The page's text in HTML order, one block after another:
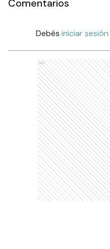
Comentarios
Debés iniciar sesión
Ads